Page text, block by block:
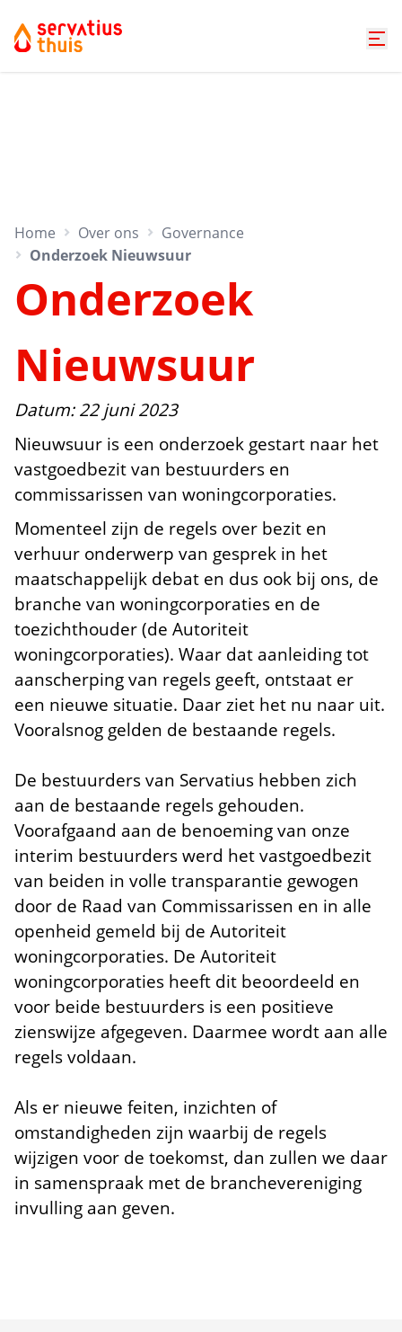
Home Over ons
Governance
Onderzoek Nieuwsuur
Onderzoek
Nieuwsuur
Datum: 22 juni 2023
Nieuwsuur is een onderzoek gestart naar het
vastgoedbezit van bestuurders en
commissarissen van woningcorporaties.
Momenteel zijn de regels over bezit en
verhuur onderwerp van gesprek in het
maatschappelijk debat en dus ook bij ons, de
branche van woningcorporaties en de
toezichthouder (de Autoriteit
woningcorporaties). Waar dat aanleiding tot
aanscherping van regels geeft, ontstaat er
een nieuwe situatie. Daar ziet het nu naar uit.
Vooralsnog gelden de bestaande regels.
De bestuurders van Servatius hebben zich
aan de bestaande regels gehouden.
Voorafgaand aan de benoeming van onze
interim bestuurders werd het vastgoedbezit
van beiden in volle transparantie gewogen
door de Raad van Commissarissen en in alle
openheid gemeld bij de Autoriteit
woningcorporaties. De Autoriteit
woningcorporaties heeft dit beoordeeld en
voor beide bestuurders is een positieve
zienswijze afgegeven. Daarmee wordt aan alle
regels voldaan.
Als er nieuwe feiten, inzichten of
omstandigheden zijn waarbij de regels
wijzigen voor de toekomst, dan zullen we daar
in samenspraak met de branchevereniging
invulling aan geven.